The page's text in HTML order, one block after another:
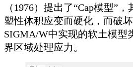
（1976）提出了“Cap模型”
塑性体积应变而硬化，而破
SIGMA/W中实现的软土模型
界区域处理应力。